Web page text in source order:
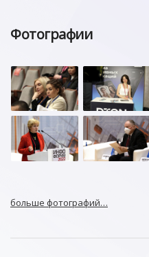
Фотографии
больше фотографий…